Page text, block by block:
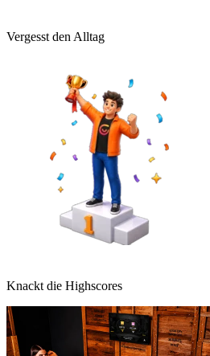
Vergesst den Alltag
Knackt die Highscores